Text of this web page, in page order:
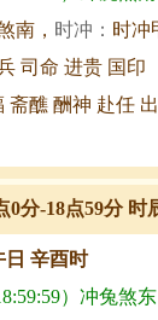
南， 时冲： 时冲
司命 进贵 国印
斋醮 酬神 赴任
0分-18点59分 时
日 辛酉时
）冲兔煞东